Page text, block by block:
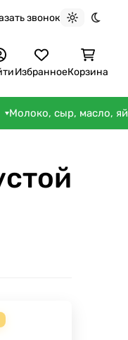
звонок
Светлая
ИзбранноеКорзина
Молоко, сыр, масло,